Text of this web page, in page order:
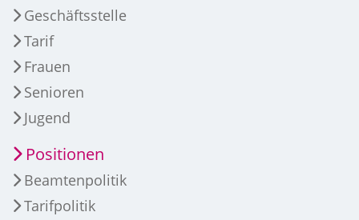
Geschäftsstelle
Tarif
Frauen
Senioren
Jugend
Positionen
Beamtenpolitik
Tarifpolitik